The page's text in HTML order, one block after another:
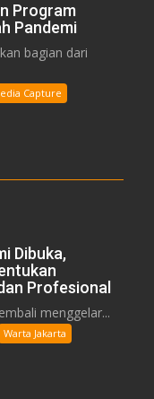
Program
Pandemi
bagian dari
Capture
Dibuka,
Profesional
menggelar...
Warta Jakarta